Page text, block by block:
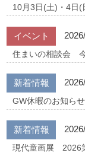
10月3日(土)・4日(
イベント
住まいの相談会
新着情報
GW休暇のお知らせ
新着情報
現代童画展 2026